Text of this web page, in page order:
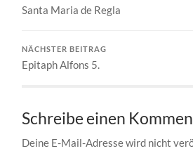
Santa Maria de Regla
NÄCHSTER BEITRAG
Epitaph Alfons 5.
Schreibe einen
Deine E-Mail-Adresse wird nicht